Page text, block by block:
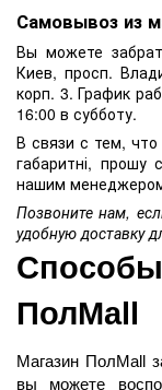
Самовывоз из
Вы можете
Киев, просп.
корп. 3. График
16:00 в субботу.
В связи с тем,
габаритні, прошу
нашим
Позвоните нам,
удобную доставку
ПолMall
Магазин ПолMall
вы можете